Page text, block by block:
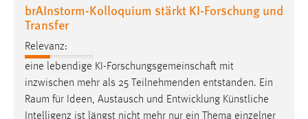
brAInstorm-Kolloquium stärkt KI-Forschung und
Transfer
Relevanz:
eine lebendige KI-Forschungsgemeinschaft mit
inzwischen mehr als 25 Teilnehmenden entstanden. Ein
Raum für Ideen, Austausch und Entwicklung Künstliche
Intelligenz ist längst nicht mehr nur ein Thema einzelner